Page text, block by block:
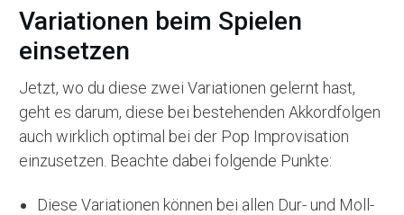
Variationen beim Spielen
einsetzen
Jetzt, wo du diese zwei Variationen gelernt hast,
geht es darum, diese bei bestehenden Akkordfolgen
auch wirklich optimal bei der Pop Improvisation
einzusetzen. Beachte dabei folgende Punkte:
Diese Variationen können bei allen Dur- und Moll-